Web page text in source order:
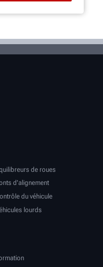
de roues
d'alignement
du véhicule
lourds